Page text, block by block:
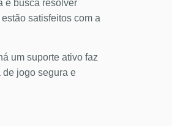
e busca resolver
satisfeitos com a
um suporte ativo faz
de jogo segura e